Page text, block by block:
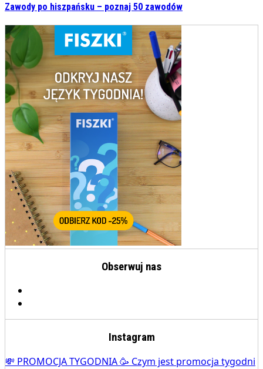
Zawody po hiszpańsku – poznaj 50 zawodów
Obserwuj nas
Instagram
💸 PROMOCJA TYGODNIA 🥳 Czym jest promocja tygodni